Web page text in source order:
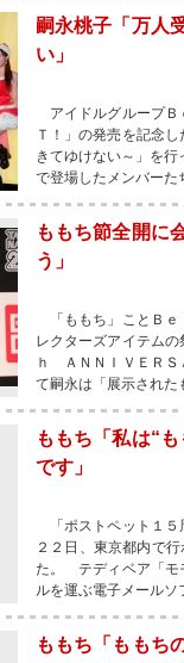
嗣永桃子「万人
い」
アイドルグループＢ
Ｔ！」の発売を記念
きてゆけない～」を
で登場したメンバーた
ももち節全開に
う」
「ももち」ことＢｅ
レクターズアイテム
ｈ ＡＮＮＩＶＥＲＳ
て嗣永は「展示された
ももち「私は“
です」
「ポストペット１５
２２日、東京都内で
た。 テディベア「モ
ルを運ぶ電子メールソ
ももち「ももち